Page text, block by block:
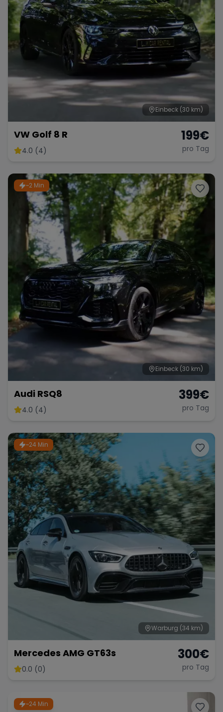
Einbeck (30 km)
VW Golf 8 R
4.0 (4)
199€
pro Tag
~2 Min
Einbeck (30 km)
Audi RSQ8
4.0 (4)
399€
pro Tag
~24 Min
Warburg (34 km)
Mercedes AMG GT63s
0.0 (0)
300€
pro Tag
~24 Min